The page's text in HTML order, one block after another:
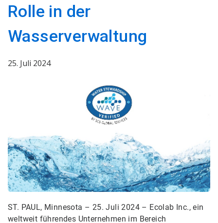
Rolle in der
Wasserverwaltung
25. Juli 2024
ST. PAUL, Minnesota – 25. Juli 2024 – Ecolab Inc., ein
weltweit führendes Unternehmen im Bereich